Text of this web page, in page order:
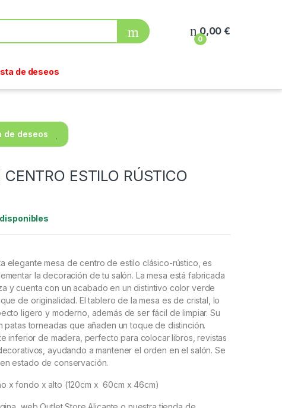
0
0,00€
de deseos
de deseos
CENTRO ESTILO RÚSTICO
disponibles
elegante mesa de centro de estilo clásico-rústico, es
la decoración de tu salón. La mesa está fabricada
y cuenta con un acabado en un distintivo color verde
de originalidad. El tablero de la mesa es de cristal, lo
ligero y moderno, además de ser fácil de limpiar. Su
patas torneadas que añaden un toque de distinción.
inferior de madera, perfecto para colocar libros, revistas
ayudando a mantener el orden en el salón. Se
estado de conservación.
x fondo x alto (120cm x 60cm x 46cm)